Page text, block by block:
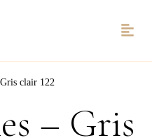
clair 122
– Gris